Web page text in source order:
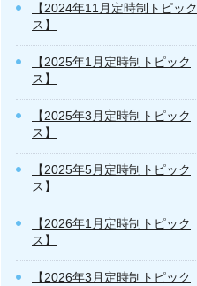
【2024年11月定時制トピック
ス】
【2025年1月定時制トピック
ス】
【2025年3月定時制トピック
ス】
【2025年5月定時制トピック
ス】
【2026年1月定時制トピック
ス】
【2026年3月定時制トピック